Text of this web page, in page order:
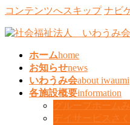
コンテンツへスキップ ナビ
ホームhome
お知らせnews
いわうみ会about iwaumi
各施設概要information
グループホーム
デイサービスさ